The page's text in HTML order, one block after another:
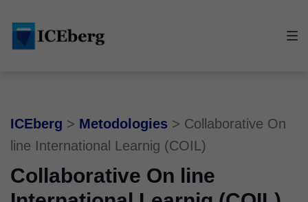
main
content
footer
ICEberg > Metodologies > Collaborative On
line International Learnig (COIL)
Collaborative On line